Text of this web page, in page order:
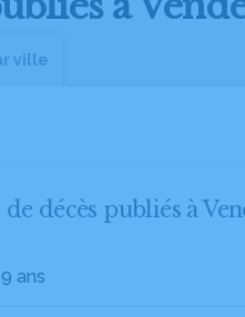
ville
décès publiés à
ans